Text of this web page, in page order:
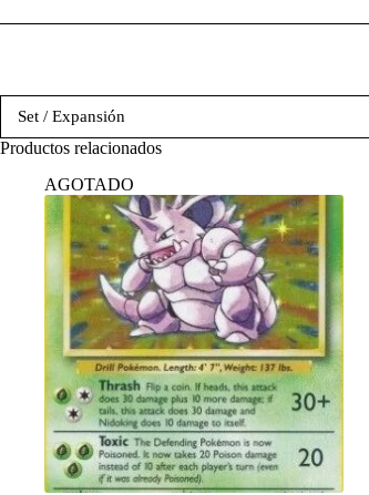
Set / Expansión
Productos relacionados
AGOTADO